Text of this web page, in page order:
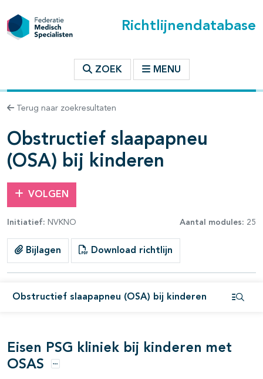
Richtlijnendatabase
ZOEK MENU
Terug naar zoekresultaten
Obstructief slaapapneu
(OSA) bij kinderen
VOLGEN
Initiatief: NVKNO Aantal modules: 25
Bijlagen Download richtlijn
Obstructief slaapapneu (OSA) bij kinderen
binnen deze richtlijn
open- en dichtklappen
open- en dichtklappen
open- en dichtklappen
Eisen PSG kliniek bij kinderen met
OSAS
Opties